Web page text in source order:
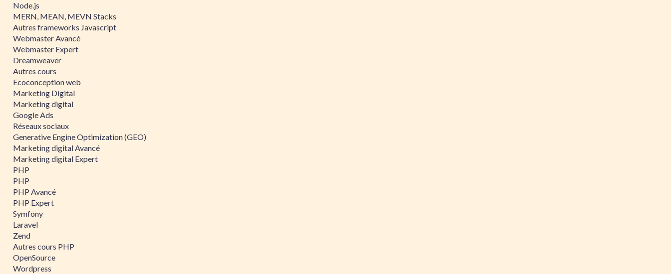
Node.js
MERN, MEAN, MEVN Stacks
Autres frameworks Javascript
Webmaster Avancé
Webmaster Expert
Dreamweaver
Autres cours
Ecoconception web
Marketing Digital
Marketing digital
Google Ads
Réseaux sociaux
Generative Engine Optimization (GEO)
Marketing digital Avancé
Marketing digital Expert
PHP
PHP
PHP Avancé
PHP Expert
Symfony
Laravel
Zend
Autres cours PHP
OpenSource
Wordpress